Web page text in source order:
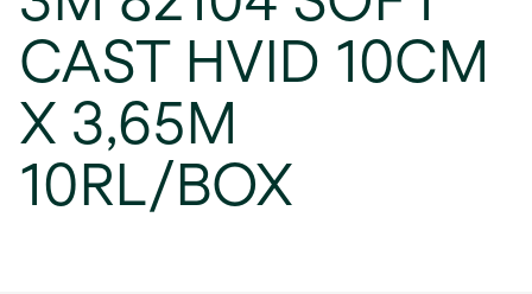
CAST HVID 10CM
X 3,65M
10RL/BOX